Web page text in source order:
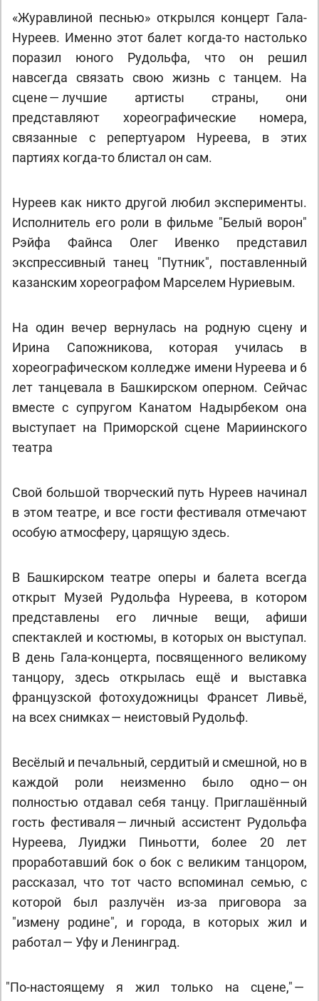
«Журавлиной песнью» открылся концерт Гала-
Нуреев. Именно этот балет когда-то настолько
поразил юного Рудольфа, что он решил
навсегда связать свою жизнь с танцем. На
сцене — лучшие артисты страны, они
представляют хореографические номера,
связанные с репертуаром Нуреева, в этих
партиях когда-то блистал он сам.
Нуреев как никто другой любил эксперименты.
Исполнитель его роли в фильме "Белый ворон"
Рэйфа Файнса Олег Ивенко представил
экспрессивный танец "Путник", поставленный
казанским хореографом Марселем Нуриевым.
На один вечер вернулась на родную сцену и
Ирина Сапожникова, которая училась в
хореографическом колледже имени Нуреева и 6
лет танцевала в Башкирском оперном. Сейчас
вместе с супругом Канатом Надырбеком она
выступает на Приморской сцене Мариинского
театра
Свой большой творческий путь Нуреев начинал
в этом театре, и все гости фестиваля отмечают
особую атмосферу, царящую здесь.
В Башкирском театре оперы и балета всегда
открыт Музей Рудольфа Нуреева, в котором
представлены его личные вещи, афиши
спектаклей и костюмы, в которых он выступал.
В день Гала-концерта, посвященного великому
танцору, здесь открылась ещё и выставка
французской фотохудожницы Франсет Ливьё,
на всех снимках — неистовый Рудольф.
Весёлый и печальный, сердитый и смешной, но в
каждой роли неизменно было одно — он
полностью отдавал себя танцу. Приглашённый
гость фестиваля — личный ассистент Рудольфа
Нуреева, Луиджи Пиньотти, более 20 лет
проработавший бок о бок с великим танцором,
рассказал, что тот часто вспоминал семью, с
которой был разлучён из-за приговора за
"измену родине", и города, в которых жил и
работал — Уфу и Ленинград.
"По-настоящему я жил только на сцене," —